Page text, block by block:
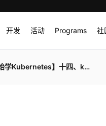
开发 活动 Programs 社
】十四、k8s核心技术-Controller